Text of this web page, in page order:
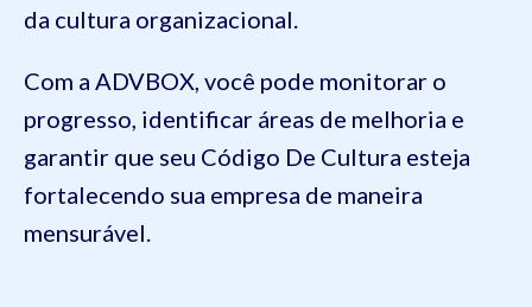
da cultura organizacional.
Com a ADVBOX, você pode monitorar o
progresso, identificar áreas de melhoria e
garantir que seu Código De Cultura esteja
fortalecendo sua empresa de maneira
mensurável.